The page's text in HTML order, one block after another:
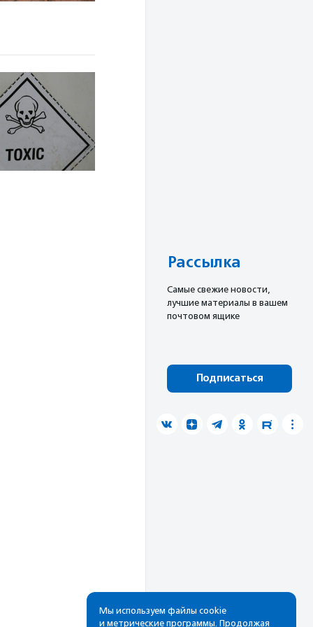
Рассылка
Cамые свежие новости,
лучшие материалы в вашем
почтовом ящике
Подписаться
Мы используем файлы cookie
и метрические программы. Продолжая